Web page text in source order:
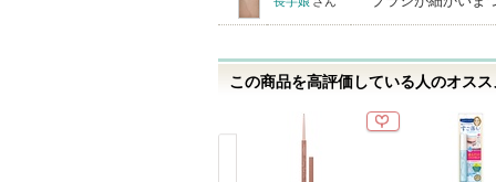
この商品を高評価している人のオス